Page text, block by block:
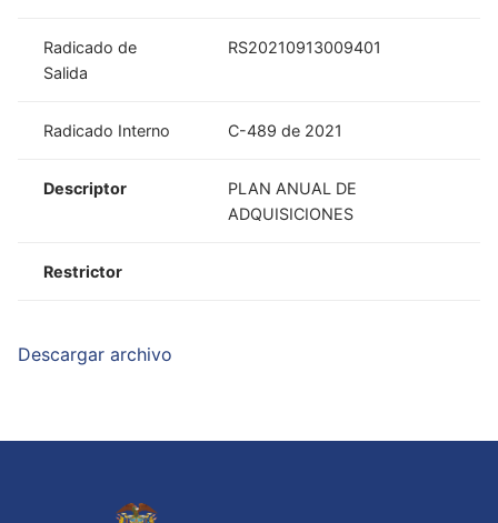
Radicado de
Salida
RS20210913009401
Radicado Interno C-489 de 2021
Descriptor
PLAN ANUAL DE
ADQUISICIONES
Restrictor
Descargar archivo